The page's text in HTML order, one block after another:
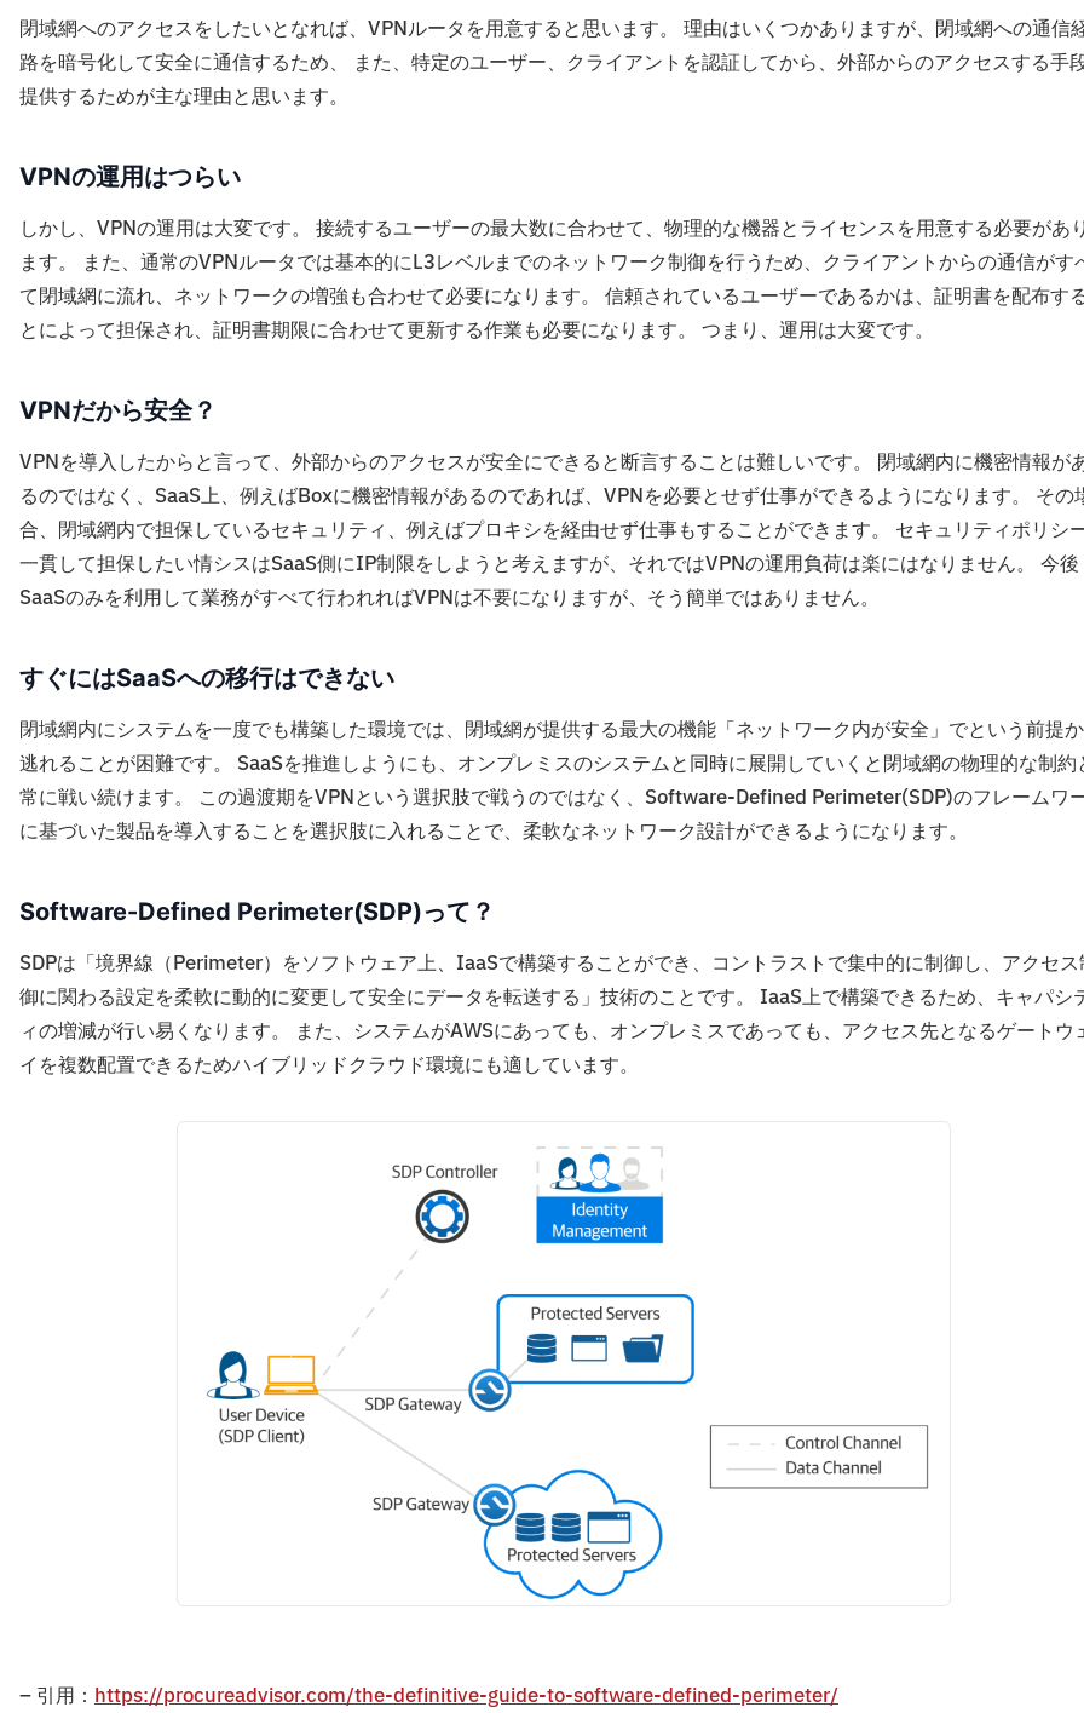
閉域網へのアクセスをしたいとなれば、VPNルータを用意すると思います。 理由はいくつかありますが、閉域網への通信
路を暗号化して安全に通信するため、 また、特定のユーザー、クライアントを認証してから、外部からのアクセスする手
提供するためが主な理由と思います。
VPNの運用はつらい
しかし、VPNの運用は大変です。 接続するユーザーの最大数に合わせて、物理的な機器とライセンスを用意する必要があ
ます。 また、通常のVPNルータでは基本的にL3レベルまでのネットワーク制御を行うため、クライアントからの通信がす
て閉域網に流れ、ネットワークの増強も合わせて必要になります。 信頼されているユーザーであるかは、証明書を配布す
とによって担保され、証明書期限に合わせて更新する作業も必要になります。 つまり、運用は大変です。
VPNだから安全？
VPNを導入したからと言って、外部からのアクセスが安全にできると断言することは難しいです。 閉域網内に機密情報が
るのではなく、SaaS上、例えばBoxに機密情報があるのであれば、VPNを必要とせず仕事ができるようになります。 その
合、閉域網内で担保しているセキュリティ、例えばプロキシを経由せず仕事もすることができます。 セキュリティポリシ
一貫して担保したい情シスはSaaS側にIP制限をしようと考えますが、それではVPNの運用負荷は楽にはなりません。 今後
SaaSのみを利用して業務がすべて行われればVPNは不要になりますが、そう簡単ではありません。
すぐにはSaaSへの移行はできない
閉域網内にシステムを一度でも構築した環境では、閉域網が提供する最大の機能「ネットワーク内が安全」でという前提
逃れることが困難です。 SaaSを推進しようにも、オンプレミスのシステムと同時に展開していくと閉域網の物理的な制約
常に戦い続けます。 この過渡期をVPNという選択肢で戦うのではなく、Software-Defined Perimeter(SDP)のフレームワ
に基づいた製品を導入することを選択肢に入れることで、柔軟なネットワーク設計ができるようになります。
Software-Defined Perimeter(SDP)って？
SDPは「境界線（Perimeter）をソフトウェア上、IaaSで構築することができ、コントラストで集中的に制御し、アクセ
御に関わる設定を柔軟に動的に変更して安全にデータを転送する」技術のことです。 IaaS上で構築できるため、キャパシ
ィの増減が行い易くなります。 また、システムがAWSにあっても、オンプレミスであっても、アクセス先となるゲートウ
イを複数配置できるためハイブリッドクラウド環境にも適しています。
– 引用： https://procureadvisor.com/the-definitive-guide-to-software-defined-perimeter/